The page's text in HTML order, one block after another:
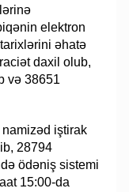
elektron
əhatə
daxil olub,
və 38651
iştirak
28794
ödəniş sistemi
15:00-da